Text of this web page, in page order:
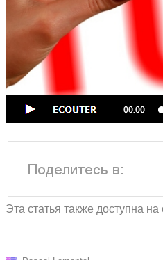
Эта статья также доступна